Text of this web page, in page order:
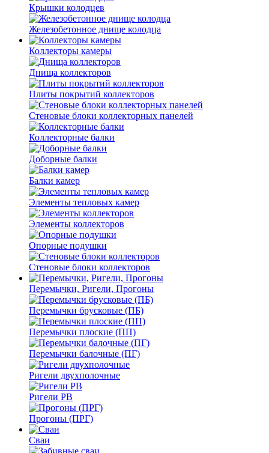
Крышки колодцев
Железобетонное днище колодца
Коллекторы камеры
Днища коллекторов
Плиты покрытий коллекторов
Стеновые блоки коллекторных панелей
Коллекторные балки
Доборные балки
Балки камер
Элементы тепловых камер
Элементы коллекторов
Опорные подушки
Стеновые блоки коллекторов
Перемычки, Ригели, Прогоны
Перемычки брусковые (ПБ)
Перемычки плоские (ПП)
Перемычки балочные (ПГ)
Ригели двухполочные
Ригели РВ
Прогоны (ПРГ)
Сваи